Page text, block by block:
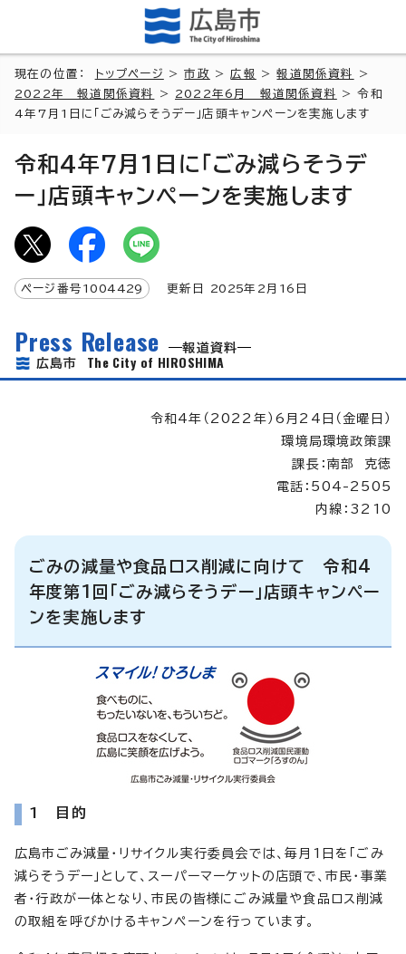
現在の位置： トップページ >市政 >広報 >報道関係資料
>
2022年 報道関係資料
> 2022年6月 報道関係資料
> 令和
4年7月1日に「ごみ減らそうデー」店頭キャンペーンを実施します
令和4年7月1日に「ごみ減らそうデ
ー」店頭キャンペーンを実施します
ページ番号 1004429 更新日 2025年2月 16 日
Press Release
報道資料
広島市 The City of HIROSHIMA
令和4年（2022年）6月24日（金曜日）
環境局環境政策課
課長：南部 克徳
電話：504-2505
内線：3210
ごみの減量や食品ロス削減に向けて 令和4
年度第1回「ごみ減らそうデー」店頭キャンペー
ンを実施します
1 目的
広島市ごみ減量・リサイクル実行委員会では、毎月1日を「ごみ
減らそうデー」として、スーパーマーケットの店頭で、市民・事業
者・行政が一体となり、市民の皆様にごみ減量や食品ロス削減
の取組を呼びかけるキャンペーンを行っています。